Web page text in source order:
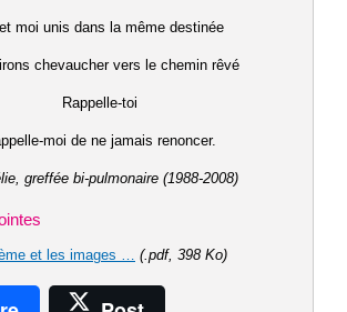
et moi unis dans la même destinée
chevaucher vers le chemin rêvé
Rappelle-toi
moi de ne jamais renoncer.
greffée bi-pulmonaire (1988-2008)
et les images … (.pdf, 398 Ko)